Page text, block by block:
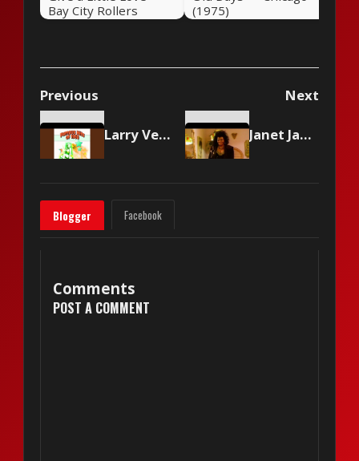
Bay City Rollers
(1975)
(1975)
Previous Next
Larry Verne - Mr. Custer Janet Jackson - When I Think of You
Blogger Facebook
Comments
POST A COMMENT